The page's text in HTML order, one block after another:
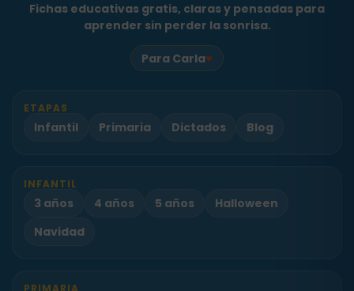
Fichas educativas gratis, claras y pensadas para
aprender sin perder la sonrisa.
Para Carla♥
ETAPAS
Infantil Primaria Dictados Blog
INFANTIL
3 años 4 años 5 años
Halloween
Navidad